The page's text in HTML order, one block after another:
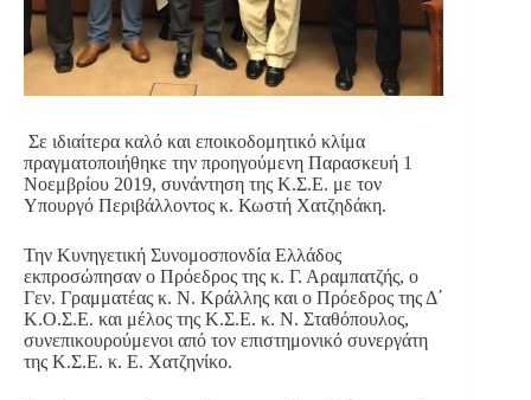
Σε ιδιαίτερα καλό και εποικοδομητικό κλίμα
πραγματοποιήθηκε την προηγούμενη Παρασκευή 1
Νοεμβρίου 2019, συνάντηση της Κ.Σ.Ε. με τον
Υπουργό Περιβάλλοντος κ. Κωστή Χατζηδάκη.
Την Κυνηγετική Συνομοσπονδία Ελλάδος
εκπροσώπησαν ο Πρόεδρος της κ. Γ. Αραμπατζής, ο
Γεν. Γραμματέας κ. Ν. Κράλλης και ο Πρόεδρος της Δ΄
Κ.Ο.Σ.Ε. και μέλος της Κ.Σ.Ε. κ. Ν. Σταθόπουλος,
συνεπικουρούμενοι από τον επιστημονικό συνεργάτη
της Κ.Σ.Ε. κ. Ε. Χατζηνίκο.